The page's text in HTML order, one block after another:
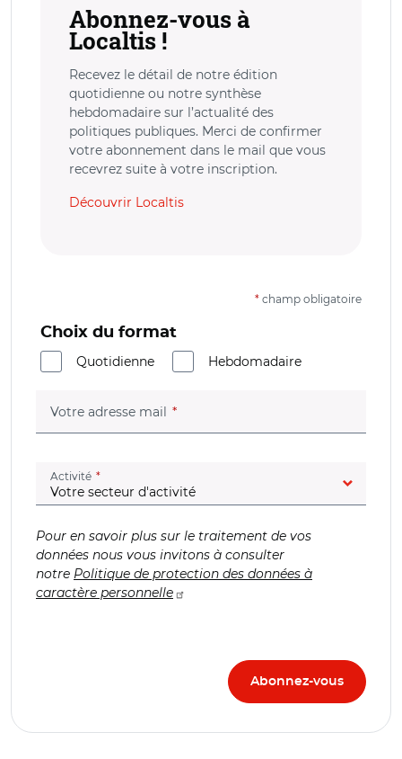
Abonnez-vous à
Localtis !
Recevez le détail de notre édition
quotidienne ou notre synthèse
hebdomadaire sur l’actualité des
politiques publiques. Merci de confirmer
votre abonnement dans le mail que vous
recevrez suite à votre inscription.
Découvrir Localtis
* champ obligatoire
Choix du format
Quotidienne
Hebdomadaire
Votre adresse mail (champ obligatoire)
Activité (champ obligatoire)
Pour en savoir plus sur le traitement de vos
données nous vous invitons à consulter
notre Politique de protection des données à
caractère personnelle